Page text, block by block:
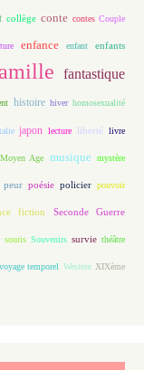
collège conte contes Couple
enfance enfant enfants
fantastique
histoire hiver homosexualité
japon lecture liberté livre
Moyen Age musique mystère
peur poésie policier pouvoir
fiction Seconde Guerre
souris Souvenirs survie théâtre
voyage temporel Western XIXème